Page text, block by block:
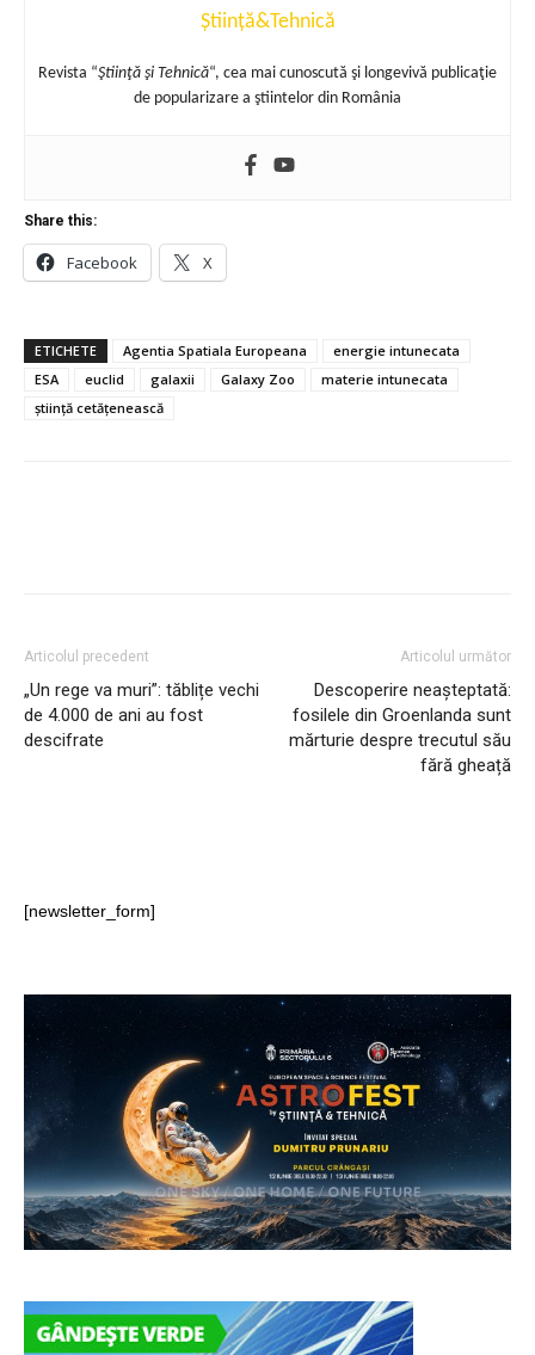
Știință&Tehnică
Revista “Ştiinţă şi Tehnică“, cea mai cunoscută şi longevivă publicaţie
de popularizare a ştiintelor din România
Share this:
Facebook X
ETICHETE Agentia Spatiala Europeana
energie intunecata
ESA
euclid galaxii Galaxy Zoo
materie intunecata
știință cetățenească
Articolul precedent
„Un rege va muri”: tăblițe vechi
de 4.000 de ani au fost
descifrate
Articolul următor
Descoperire neașteptată:
fosilele din Groenlanda sunt
mărturie despre trecutul său
fără gheață
[newsletter_form]